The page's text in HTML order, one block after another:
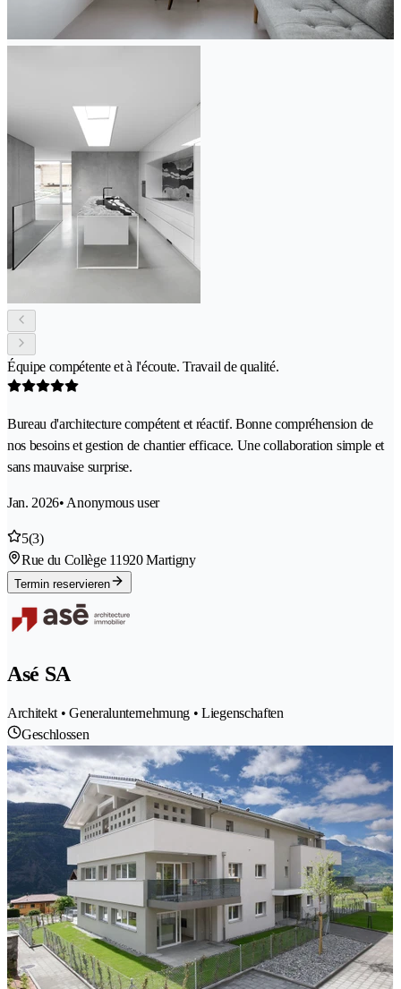
Équipe compétente et à l'écoute. Travail de qualité.
Bureau d'architecture compétent et réactif. Bonne compréhension de
nos besoins et gestion de chantier efficace. Une collaboration simple et
sans mauvaise surprise.
Jan. 2026• Anonymous user
5(3)
Rue du Collège 11920 Martigny
Termin reservieren
Asé SA
Architekt • Generalunternehmung • Liegenschaften
Geschlossen